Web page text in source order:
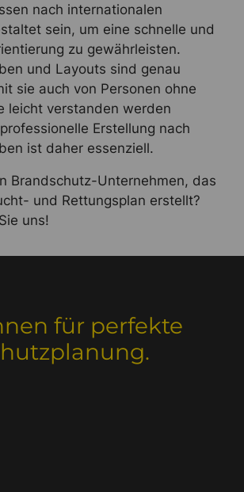
nach internationalen
sein, um eine schnelle und
zu gewährleisten.
und Layouts sind genau
sie auch von Personen ohne
leicht verstanden werden
Erstellung nach
ist daher essenziell.
Brandschutz-Unternehmen, das
und Rettungsplan erstellt?
uns!
für perfekte